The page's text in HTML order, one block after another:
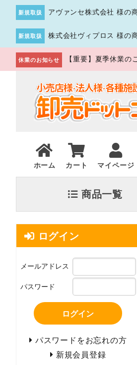
新規取扱 アヴァンセ株式会社 様の
新規取扱 株式会社ヴィプロス 様の
休業のお知らせ 【重要】夏季休業の
ホーム カート マイページ
商品一覧
ログイン
メールアドレス
パスワード
ログイン
パスワードをお忘れの方
新規会員登録